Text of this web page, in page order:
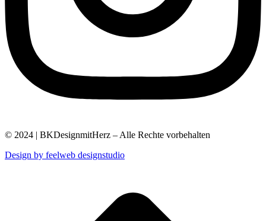
© 2024 | BKDesignmitHerz – Alle Rechte vorbehalten
Design by feelweb designstudio